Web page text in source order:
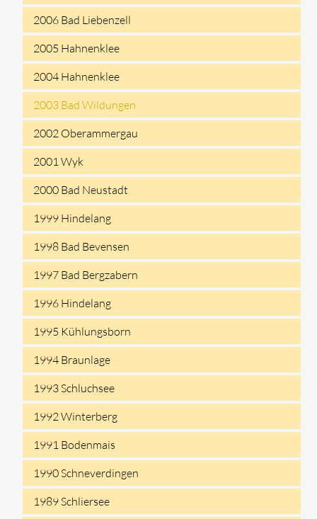
2006 Bad Liebenzell
2005 Hahnenklee
2004 Hahnenklee
2003 Bad Wildungen
2002 Oberammergau
2001 Wyk
2000 Bad Neustadt
1999 Hindelang
1998 Bad Bevensen
1997 Bad Bergzabern
1996 Hindelang
1995 Kühlungsborn
1994 Braunlage
1993 Schluchsee
1992 Winterberg
1991 Bodenmais
1990 Schneverdingen
1989 Schliersee